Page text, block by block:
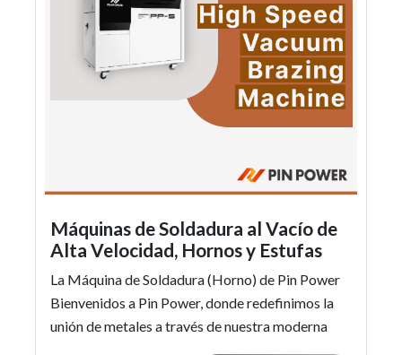
Máquinas de Soldadura al Vacío de
Alta Velocidad, Hornos y Estufas
La Máquina de Soldadura (Horno) de Pin Power
Bienvenidos a Pin Power, donde redefinimos la
unión de metales a través de nuestra moderna